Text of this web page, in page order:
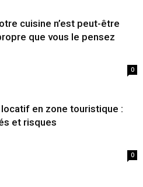
cuisine n’est peut-être
que vous le pensez
0
en zone touristique :
et risques
0